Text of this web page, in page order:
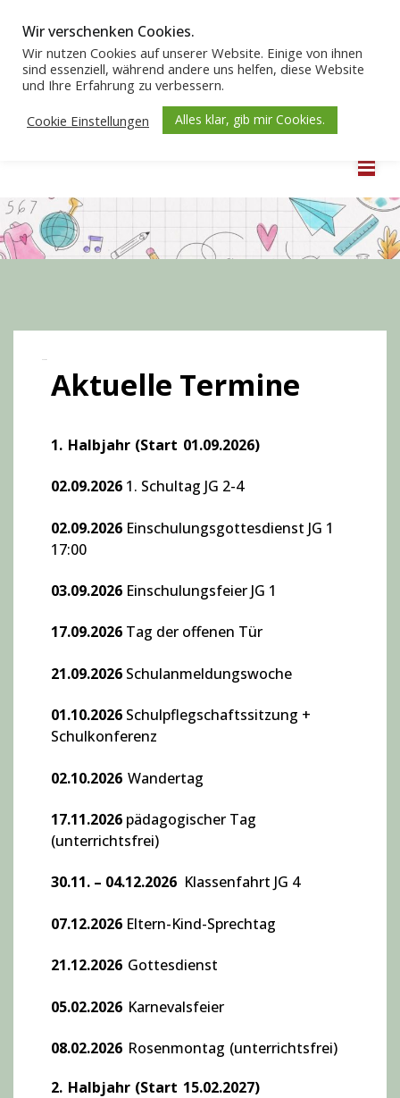
Aktuelle Termine
1. Halbjahr (Start 01.09.2026)
02.09.2026 1. Schultag JG 2-4
02.09.2026 Einschulungsgottesdienst JG 1
17:00
03.09.2026 Einschulungsfeier JG 1
17.09.2026 Tag der offenen Tür
21.09.2026 Schulanmeldungswoche
01.10.2026 Schulpflegschaftssitzung +
Schulkonferenz
02.10.2026 Wandertag
17.11.2026 pädagogischer Tag
(unterrichtsfrei)
30.11. – 04.12.2026 Klassenfahrt JG 4
07.12.2026 Eltern-Kind-Sprechtag
21.12.2026 Gottesdienst
05.02.2026 Karnevalsfeier
08.02.2026 Rosenmontag (unterrichtsfrei)
2. Halbjahr (Start 15.02.2027)
Wir verschenken Cookies.
Wir nutzen Cookies auf unserer Website. Einige von ihnen
sind essenziell, während andere uns helfen, diese Website
und Ihre Erfahrung zu verbessern.
Cookie Einstellungen
Alles klar, gib mir Cookies.